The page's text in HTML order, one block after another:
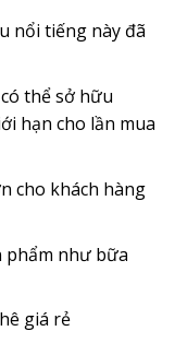
nổi tiếng này đã
thể sở hữu
hạn cho lần mua
cho khách hàng
phẩm như bữa
giá rẻ